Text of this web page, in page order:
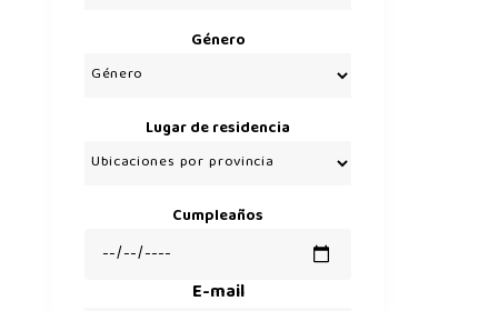
Género
Lugar de residencia
Cumpleaños
E-mail